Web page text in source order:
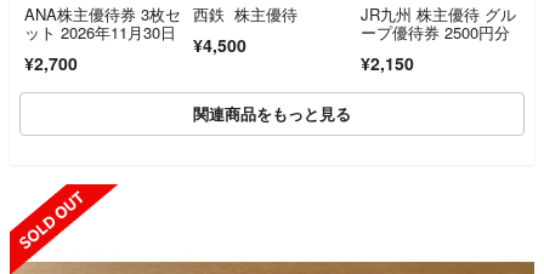
ANA株主優待券 3枚セ
ット 2026年11月30日
¥2,700
西鉄 株主優待
¥4,500
JR九州 株主優待 グル
ープ優待券 2500円分
¥2,150
関連商品をもっと見る